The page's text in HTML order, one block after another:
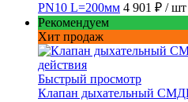
PN10 L=200мм 4 901 ₽ / шт
Рекомендуем
Хит продаж
Быстрый просмотр
Клапан дыхательный